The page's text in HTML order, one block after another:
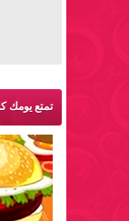
تمتع يومك